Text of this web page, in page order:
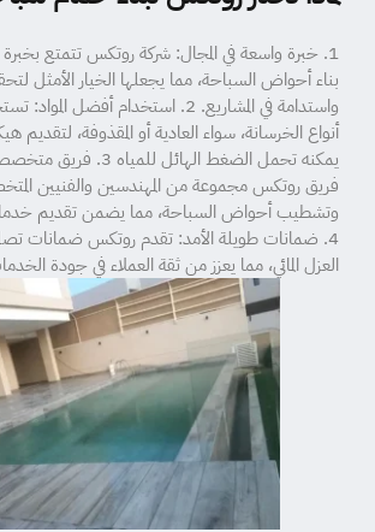
1. خبرة واسعة في المجال: شركة روتكس تتمتع
بناء أحواض السباحة، مما يجعلها الخيار الأمثل
واستدامة في المشاريع. 2. استخدام
أنواع الخرسانة، سواء العادية أو المقذوفة،
يمكنه تحمل الضغط الهائل
فريق روتكس مجموعة من المهندسين والفنيين
وتشطيب أحواض السباحة، مما يضمن تقديم
العزل المائي، مما يعزز من ثقة العملاء في جودة